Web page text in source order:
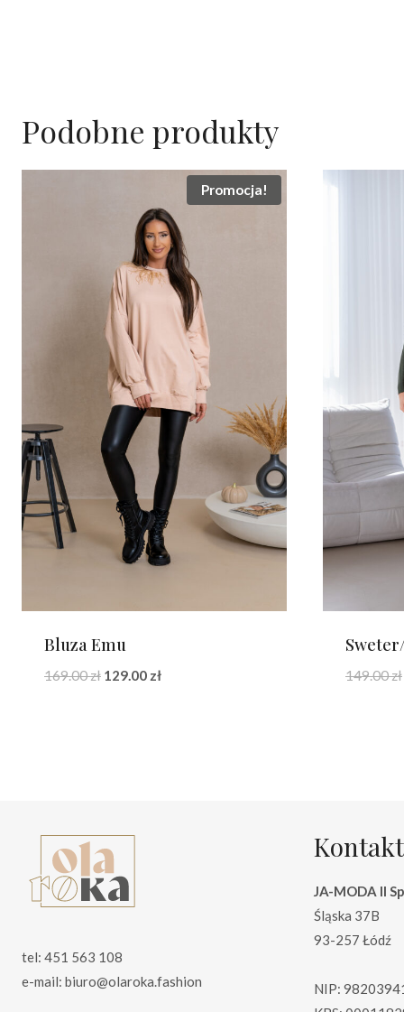
Podobne produkty
Promocja!
Bluza Emu
169.00zł Pierwotna
129.00 złAktualna
149.00zł
tel: 451 563 108
e-mail: biuro@olaroka.fashion
Kontakt
JA-MODA II
Śląska 37B
93-257 Łódź
NIP: